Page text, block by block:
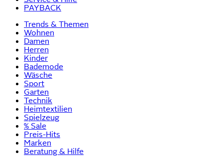
PAYBACK
Trends & Themen
Wohnen
Damen
Herren
Kinder
Bademode
Wäsche
Sport
Garten
Technik
Heimtextilien
Spielzeug
% Sale
Preis-Hits
Marken
Beratung & Hilfe